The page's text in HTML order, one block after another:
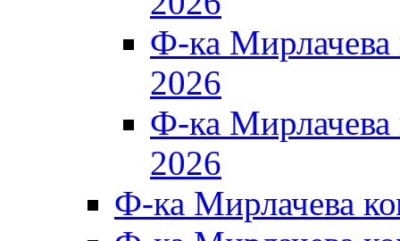
Ф-ка
2026
Ф-ка
2026
Ф-ка Мирлачева